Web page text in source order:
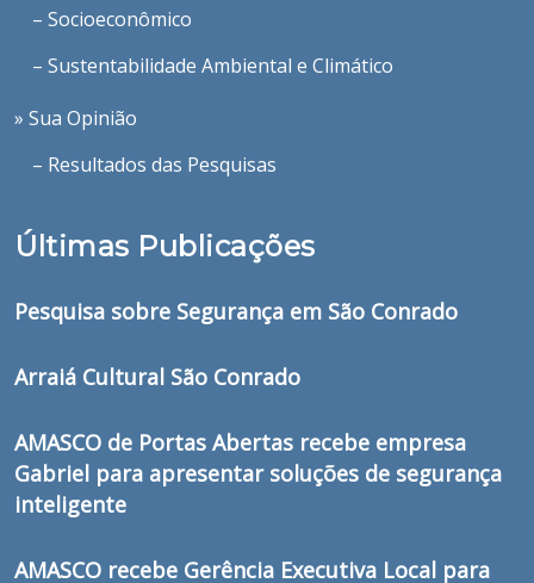
– Socioeconômico
– Sustentabilidade Ambiental e Climático
» Sua Opinião
– Resultados das Pesquisas
Últimas Publicações
Pesquisa sobre Segurança em São Conrado
Arraiá Cultural São Conrado
AMASCO de Portas Abertas recebe empresa
Gabriel para apresentar soluções de segurança
inteligente
AMASCO recebe Gerência Executiva Local para